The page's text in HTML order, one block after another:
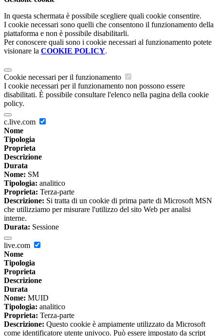
In questa schermata è possibile scegliere quali cookie consentire.
I cookie necessari sono quelli che consentono il funzionamento della
piattaforma e non è possibile disabilitarli.
Per conoscere quali sono i cookie necessari al funzionamento potete
visionare la COOKIE POLICY.
Cookie necessari per il funzionamento
I cookie necessari per il funzionamento non possono essere
disabilitati. È possibile consultare l'elenco nella pagina della cookie
policy.
c.live.com
Nome
Tipologia
Proprieta
Descrizione
Durata
Nome: SM
Tipologia: analitico
Proprieta: Terza-parte
Descrizione: Si tratta di un cookie di prima parte di Microsoft MSN
che utilizziamo per misurare l'utilizzo del sito Web per analisi
interne.
Durata: Sessione
live.com
Nome
Tipologia
Proprieta
Descrizione
Durata
Nome: MUID
Tipologia: analitico
Proprieta: Terza-parte
Descrizione: Questo cookie è ampiamente utilizzato da Microsoft
come identificatore utente univoco. Può essere impostato da script